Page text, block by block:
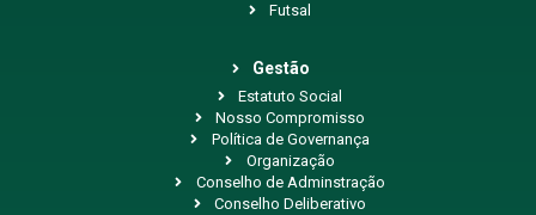
Futsal
Gestão
Estatuto Social
Nosso Compromisso
Política de Governança
Organização
Conselho de Adminstração
Conselho Deliberativo